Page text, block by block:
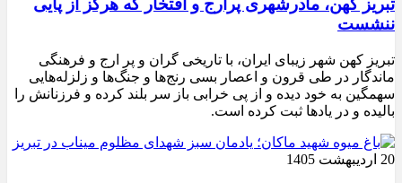
تبریز کهن، مادرشهری پرارج و افتخار که هرگز از پایی
ننشست
تبریز کهن شهر زیبای ایران، با تاریخی گران و پر ارج و فرهنگی
ماندگار در طی قرون و اعصار بسی رنج‌ها و جنگ‌ها و زلزله‌هایی
سهمگین به خود دیده و از پی خرابی باز سر بلند کرده و فرزنانش را
بالیده و در یادها ثبت کرده است.
20 اردیبهشت 1405